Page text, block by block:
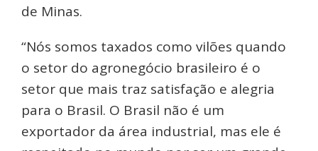
de Minas.
“Nós somos taxados como vilões quando
o setor do agronegócio brasileiro é o
setor que mais traz satisfação e alegria
para o Brasil. O Brasil não é um
exportador da área industrial, mas ele é